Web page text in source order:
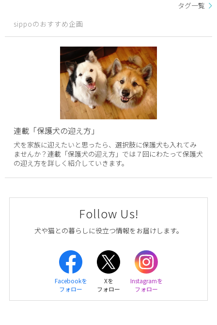
タグ一覧
sippoのおすすめ企画
連載「保護犬の迎え方」
犬を家族に迎えたいと思ったら、選択肢に保護犬も入れてみ
ませんか？連載「保護犬の迎え方」では７回にわたって保護犬
の迎え方を詳しく紹介していきます。
Follow Us!
犬や猫との暮らしに役立つ情報をお届けします。
Facebookを
フォロー
Xを
フォロー
Instagramを
フォロー